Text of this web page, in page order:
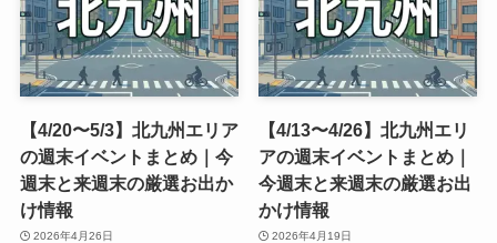
【4/20〜5/3】北九州エリア
の週末イベントまとめ｜今
週末と来週末の厳選お出か
け情報
2026年4月26日
【4/13〜4/26】北九州エリ
アの週末イベントまとめ｜
今週末と来週末の厳選お出
かけ情報
2026年4月19日